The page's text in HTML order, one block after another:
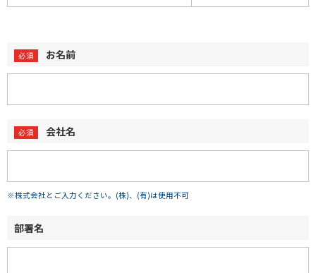
お名前
会社名
※株式会社とご入力ください。(株)、(有)は使用不可
部署名